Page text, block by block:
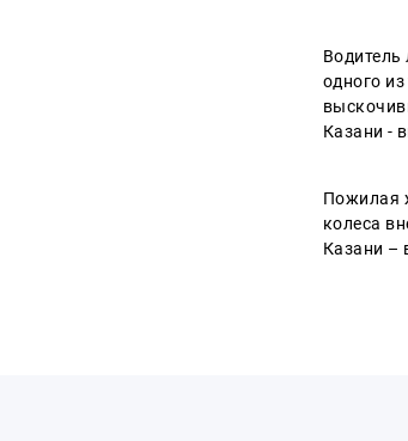
Водитель
одного из
Казани -
Пожилая
колеса
Казани –